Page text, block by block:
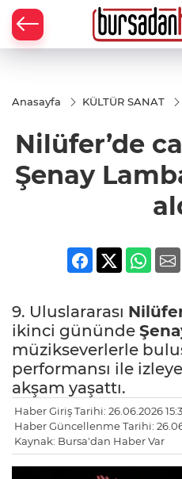
Anasayfa KÜLTÜR SANAT
Nilüfer’de
Şenay
9. Uluslararası
ikinci gününde
müzikseverlerle
performansı ile
akşam yaşattı.
Haber Giriş Tarihi: 26.06.2026
Haber Güncellenme Tarihi:
Kaynak: Bursa'dan Haber Var